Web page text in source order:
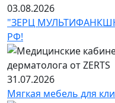
03.08.2026
"ЗЕРЦ
РФ!
31.07.2026
Мягкая мебель для